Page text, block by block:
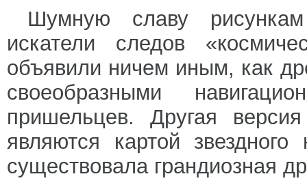
Шумную славу
искатели следов
объявили ничем иным, как
своеобразными
пришельцев. Другая
являются картой
существовала грандиозная